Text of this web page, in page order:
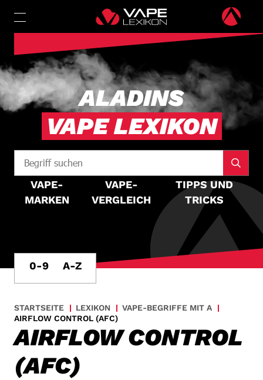
ALADINS
VAPE LEXIKON
VAPE-
MARKEN
VAPE-
VERGLEICH
TIPPS UND
TRICKS
0-9 A-Z
STARTSEITE LEXIKON
VAPE-BEGRIFFE MIT A
AIRFLOW CONTROL (AFC)
AIRFLOW CONTROL
(AFC)